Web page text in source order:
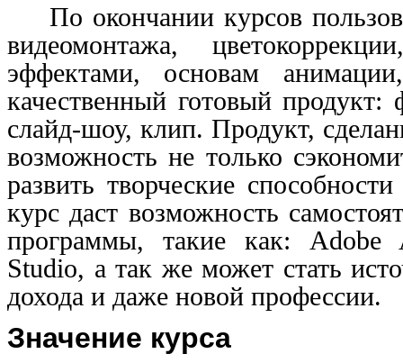
По окончании курсов
видеомонтажа,
эффектами, основам
качественный готовый
слайд-шоу, клип. Продукт,
возможность не только
развить творческие
курс даст возможность
программы, такие как:
Studio, а так же может стать
дохода и даже новой профессии.
Значение курса